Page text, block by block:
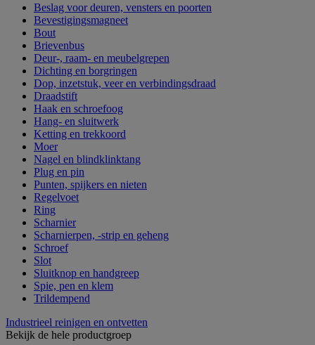
Beslag voor deuren, vensters en poorten
Bevestigingsmagneet
Bout
Brievenbus
Deur-, raam- en meubelgrepen
Dichting en borgringen
Dop, inzetstuk, veer en verbindingsdraad
Draadstift
Haak en schroefoog
Hang- en sluitwerk
Ketting en trekkoord
Moer
Nagel en blindklinktang
Plug en pin
Punten, spijkers en nieten
Regelvoet
Ring
Scharnier
Scharnierpen, -strip en geheng
Schroef
Slot
Sluitknop en handgreep
Spie, pen en klem
Trildempend
Industrieel reinigen en ontvetten
Bekijk de hele productgroep